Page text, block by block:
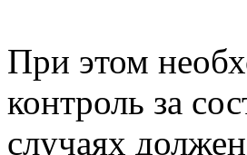
При этом
контроль за
случаях